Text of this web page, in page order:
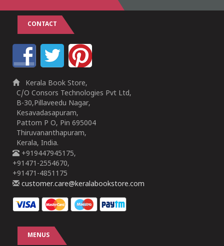
CONTACT
Kerala Book Store,
C/O Consors Technologies Pvt Ltd,
B-30,Pillaveedu Nagar,
Kesavadasapuram,
Pattom P O, Pin 695004
Thiruvananthapuram,
Kerala, India.
+919447945175,
+91471-2554670,
+91471-4851175
customer.care@keralabookstore.com
MENUS